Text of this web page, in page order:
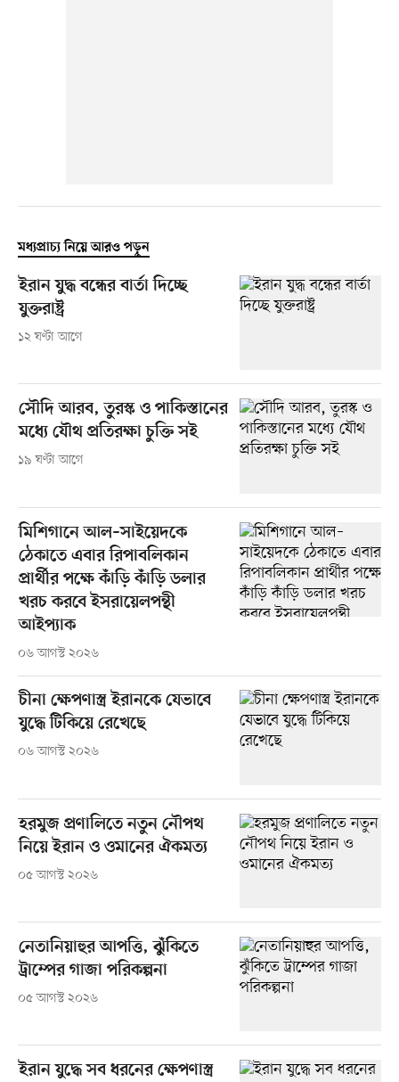
মধ্যপ্রাচ্য নিয়ে আরও পড়ুন
ইরান যুদ্ধ বন্ধের বার্তা দিচ্ছে
যুক্তরাষ্ট্র
১২ ঘণ্টা আগে
সৌদি আরব, তুরস্ক ও পাকিস্তানের
মধ্যে যৌথ প্রতিরক্ষা চুক্তি সই
১৯ ঘণ্টা আগে
মিশিগানে আল–সাইয়েদকে
ঠেকাতে এবার রিপাবলিকান
প্রার্থীর পক্ষে কাঁড়ি কাঁড়ি ডলার
খরচ করবে ইসরায়েলপন্থী
আইপ্যাক
০৬ আগস্ট ২০২৬
চীনা ক্ষেপণাস্ত্র ইরানকে যেভাবে
যুদ্ধে টিকিয়ে রেখেছে
০৬ আগস্ট ২০২৬
হরমুজ প্রণালিতে নতুন নৌপথ
নিয়ে ইরান ও ওমানের ঐকমত্য
০৫ আগস্ট ২০২৬
নেতানিয়াহুর আপত্তি, ঝুঁকিতে
ট্রাম্পের গাজা পরিকল্পনা
০৫ আগস্ট ২০২৬
ইরান যুদ্ধে সব ধরনের ক্ষেপণাস্ত্র